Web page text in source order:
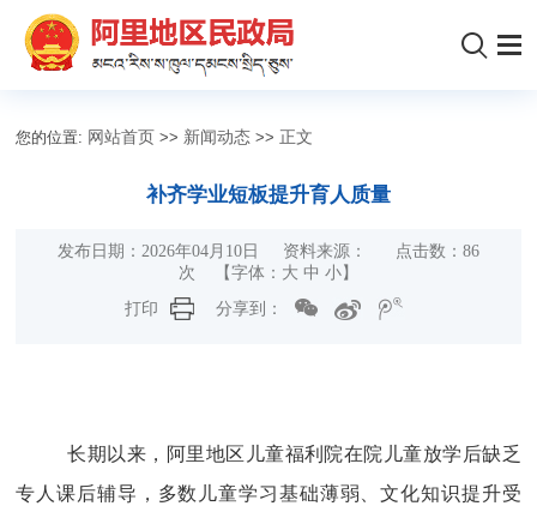
您的位置: 网站首页 >> 新闻动态 >> 正文
补齐学业短板提升育人质量
发布日期：2026年04月10日 资料来源： 点击数： 86
次 【字体： 大 中 小】
打印
分享到：
长期以来， 阿里地区儿童福利院在院儿童放学后缺乏
专人课后辅导，多数儿童学习基础薄弱、文化知识提升受